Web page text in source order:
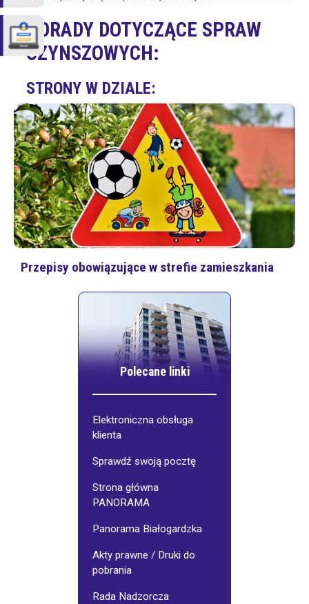
PORADY DOTYCZĄCE SPRAW
CZYNSZOWYCH:
STRONY W DZIALE:
Przepisy obowiązujące w strefie zamieszkania
Polecane linki
Elektroniczna obsługa
klienta
Sprawdź swoją pocztę
Strona główna
PANORAMA
Panorama Białogardzka
Akty prawne / Druki do
pobrania
Rada Nadzorcza